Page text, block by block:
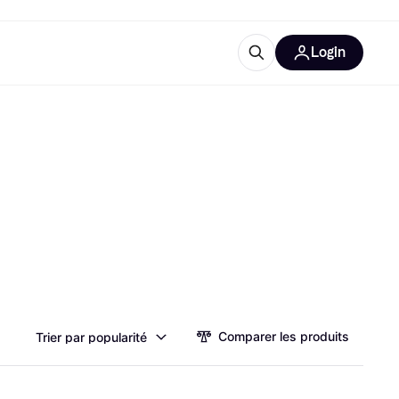
Login
Trier par popularité Comparer les produits